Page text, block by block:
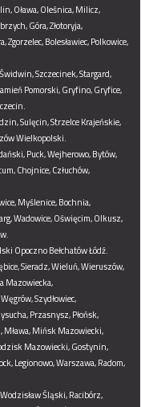
Oława,Oleśnica,Milicz,
Góra,Złotoryja,
Zgorzelec,Bolesławiec,Polkowice,
Świdwin,Szczecinek,Stargard,
Pomorski,Gryfino,Gryfice,
Sulęcin,Strzelce Krajeńskie,
Wielkopolski.
Puck,Wejherowo,Bytów,
Chojnice,Człuchów,
Myślenice,Bochnia,
Wadowice,Oświęcim,Olkusz,
OpocznoBełchatówŁódź.
Sieradz,Wieluń,Wieruszów,
Mazowiecka,
Węgrów,Szydłowiec,
Przasnysz,Płońsk,
Mława,Mińsk Mazowiecki,
Mazowiecki,Gostynin,
Legionowo,Warszawa,Radom,
Wodzisław Śląski,Racibórz,